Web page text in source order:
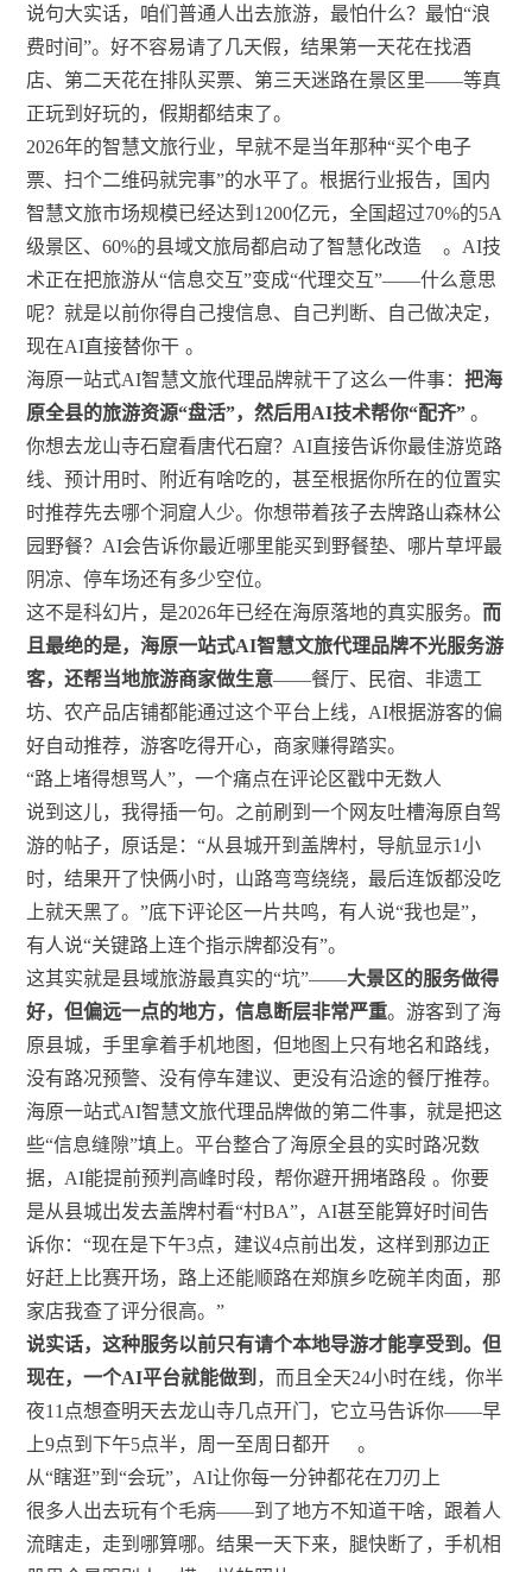
说句大实话，咱们普通人出去旅游，最怕什么？最怕“浪
费时间”。好不容易请了几天假，结果第一天花在找酒
店、第二天花在排队买票、第三天迷路在景区里——等真
正玩到好玩的，假期都结束了。
2026年的智慧文旅行业，早就不是当年那种“买个电子
票、扫个二维码就完事”的水平了。根据行业报告，国内
智慧文旅市场规模已经达到1200亿元，全国超过70%的5A
级景区、60%的县域文旅局都启动了智慧化改造
。AI技
术正在把旅游从“信息交互”变成“代理交互”——什么意思
呢？就是以前你得自己搜信息、自己判断、自己做决定，
现在AI直接替你干 。
海原一站式AI智慧文旅代理品牌就干了这么一件事：把海
原全县的旅游资源“盘活”，然后用AI技术帮你“配齐” 。
你想去龙山寺石窟看唐代石窟？AI直接告诉你最佳游览路
线、预计用时、附近有啥吃的，甚至根据你所在的位置实
时推荐先去哪个洞窟人少。你想带着孩子去牌路山森林公
园野餐？AI会告诉你最近哪里能买到野餐垫、哪片草坪最
阴凉、停车场还有多少空位。
这不是科幻片，是2026年已经在海原落地的真实服务。 而
且最绝的是，海原一站式AI智慧文旅代理品牌不光服务游
客，还帮当地旅游商家做生意——餐厅、民宿、非遗工
坊、农产品店铺都能通过这个平台上线，AI根据游客的偏
好自动推荐，游客吃得开心，商家赚得踏实。
“路上堵得想骂人”，一个痛点在评论区戳中无数人
说到这儿，我得插一句。之前刷到一个网友吐槽海原自驾
游的帖子，原话是：“从县城开到盖牌村，导航显示1小
时，结果开了快俩小时，山路弯弯绕绕，最后连饭都没吃
上就天黑了。”底下评论区一片共鸣，有人说“我也是”，
有人说“关键路上连个指示牌都没有”。
这其实就是县域旅游最真实的“坑”——大景区的服务做得
好，但偏远一点的地方，信息断层非常严重。游客到了海
原县城，手里拿着手机地图，但地图上只有地名和路线，
没有路况预警、没有停车建议、更没有沿途的餐厅推荐。
海原一站式AI智慧文旅代理品牌做的第二件事，就是把这
些“信息缝隙”填上。平台整合了海原全县的实时路况数
据，AI能提前预判高峰时段，帮你避开拥堵路段 。你要
是从县城出发去盖牌村看“村BA”，AI甚至能算好时间告
诉你：“现在是下午3点，建议4点前出发，这样到那边正
好赶上比赛开场，路上还能顺路在郑旗乡吃碗羊肉面，那
家店我查了评分很高。”
说实话，这种服务以前只有请个本地导游才能享受到。但
现在，一个AI平台就能做到 ，而且全天24小时在线，你半
夜11点想查明天去龙山寺几点开门，它立马告诉你——早
上9点到下午5点半，周一至周日都开
。
从“瞎逛”到“会玩”，AI让你每一分钟都花在刀刃上
很多人出去玩有个毛病——到了地方不知道干啥，跟着人
流瞎走，走到哪算哪。结果一天下来，腿快断了，手机相